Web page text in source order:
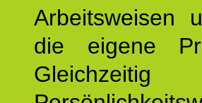
Arbeitsweisen
die eigene